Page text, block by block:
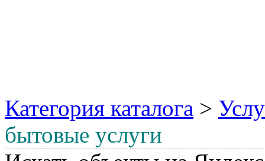
Категория каталога >
бытовые услуги